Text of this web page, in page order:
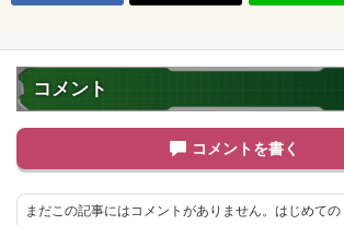
コメント
コメントを書く
まだこの記事にはコメントがありません。はじめての